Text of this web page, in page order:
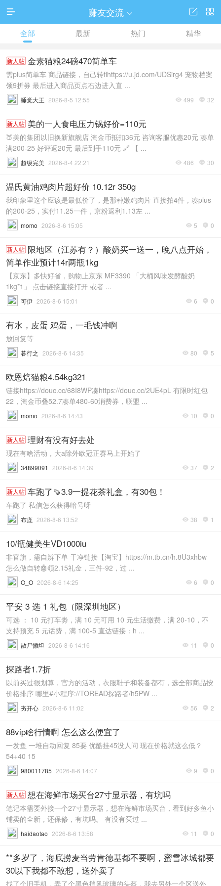
 赚友交流  

全部 最新 热门 精华
新人帖 金素猫粮24磅470简单车
需plus简单车 商品链接，自己转flhttps://u.jd.com/UDSirg4 宠物档案
领9折券 最后进入商品页点右边进入直 ...
 499  32
睡觉大王 2026-8-5 12:55
新人帖 美的一人食电压力锅好价=110元
🍑美的集团以旧换新旗舰店 淘金币抵扣36元 咨询客服优惠20元 凑单
满200-25 好评返20元 最后到手110元 🔗 【 ...
 486  30
超级完美 2026-8-4 22:21
温氏黄油鸡肉片超好价 10.12r 350g
我印象里这个应该是最低价了，是那种嫩鸡肉片 直接拍4件，凑plus
的200-25，实付11.25一件，京粉返利1.13左 ...
 5  0
momo 2026-8-6 15:05
新人帖 限地区（江苏有？）酸奶买一送一，晚八点开始，
简单作业预计14r两瓶1kg
【京东】多快好省，购物上京东 MF3390 「大桶风味发酵酸奶
1kg*1」 点击链接直接打开 或者 ...
 6  0
可伊 2026-8-6 15:01
有水，皮蛋 鸡蛋，一毛钱冲啊
放回复等
 80  5
暮行之 2026-8-6 14:35
欧恩焙猫粮4.54kg321
链接https://douc.cc/68I8WP凑https://douc.cc/2UE4pL 有限时红包
22，淘金币叠52.7凑单480-60消费券，联盟 ...
 10  0
momo 2026-8-6 14:43
新人帖 理财有没有好去处
现在有啥活动，大a除外欧冠正赛马上开始了
 37  2
34899091 2026-8-6 14:39
新人帖 车跑了🍠3.9一提花茶礼盒，有30包！
车跑了 私信怎么获得暗号呀
 38  1
布鹿 2026-8-6 13:52
10/瓶健美生VD1000iu
非官旗，需自辨下单 干净链接【淘宝】https://m.tb.cn/h.8U3xhbw
怎么做自转🤖领2.15礼金，三件-92，过 ...
 6  0
O_O 2026-8-6 14:25
平安 3 选 1 礼包（限深圳地区）
可选 ： 10 元打车劵，满 10 元可用 10 元生活缴费，满 20-10，不
支持预充 5 元话费，满 100-5 直达链接：h ...
 11  0
散尸懒坦 2026-8-6 14:16
探路者1.7折
以前买过很划算，官方的活动，衣服鞋子和装备都有，选全部商品按
价格排序 哪里#小程序://TOREAD探路者/h5PW ...
 56  2
夯开心 2026-8-6 11:02
88vip啥行情啊 怎么这么便宜了
一发鱼 一堆自动回复 85要 优酷挂45没人问 现在价格就这么低？
54+40 15
 9  0
980011785 2026-8-6 14:07
新人帖 想在海鲜市场买台27寸显示器，有坑吗
笔记本需要外接一个27寸显示器，想在海鲜市场买台，看到好多鱼小
铺卖的全新，还保修，有坑吗。 有没有买过 ...
 11  0
haidaotao 2026-8-6 13:58
**多岁了，海底捞麦当劳肯德基都不要啊，蜜雪冰城都要
30以下我都不敢想，送外卖了
找了个旧手机，弄了个黑色挡风玻璃的头盔，我去另外一个区送外